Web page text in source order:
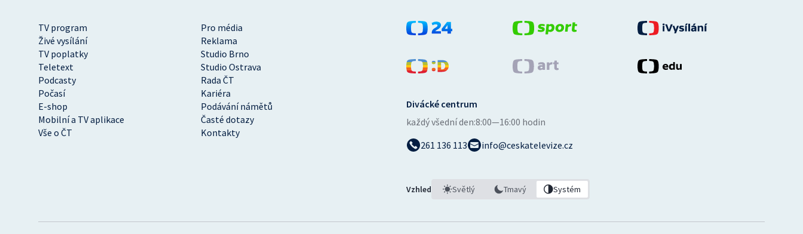
TV program
Pro média
Živé vysílání
Reklama
TV poplatky
Studio Brno
Teletext
Studio Ostrava
Podcasty
Rada ČT
Počasí
Kariéra
E-shop
Podávání námětů
Mobilní a TV aplikace
Časté dotazy
Vše o ČT
Kontakty
Divácké centrum
každý všední den:8:00—16:00 hodin
261 136 113
info@ceskatelevize.cz
Vzhled Světlý Tmavý Systém